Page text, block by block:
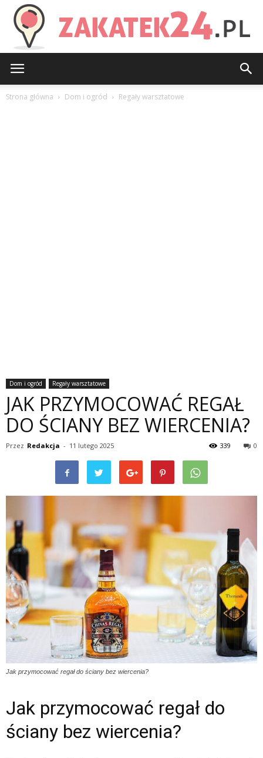
Strona główna Dom i ogród Regały warsztatowe
Dom i ogród Regały warsztatowe
JAK PRZYMOCOWAĆ REGAŁ
DO ŚCIANY BEZ WIERCENIA?
Przez Redakcja - 11 lutego 2025 0
339
Jak przymocować regał do ściany bez wiercenia?
Jak przymocować regał do
ściany bez wiercenia?